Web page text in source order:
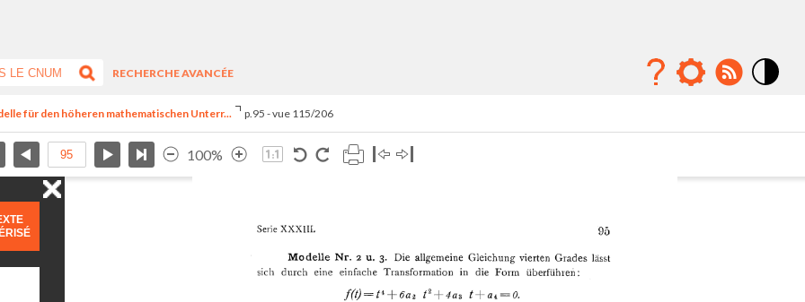
RECHERCHE AVANCÉE
für den höheren mathematischen Unterr... p.95 - vue 115/206
100%